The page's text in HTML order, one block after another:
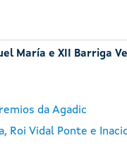
María e XII Barriga
da Agadic
Roi Vidal Ponte e